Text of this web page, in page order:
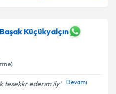
Küçükyalçın
tesekkr ederım ily